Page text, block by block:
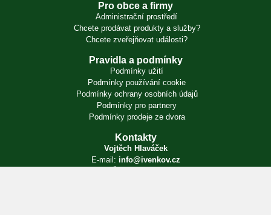
Pro obce a firmy
Administrační prostředí
Chcete prodávat produkty a služby?
Chcete zveřejňovat události?
Pravidla a podmínky
Podmínky užití
Podmínky používání cookie
Podmínky ochrany osobních údajů
Podmínky pro partnery
Podmínky prodeje ze dvora
Kontakty
Vojtěch Hlaváček
E-mail: info@ivenkov.cz